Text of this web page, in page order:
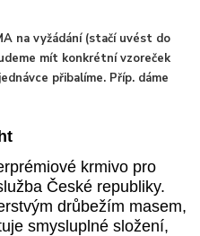
na vyžádání (stačí uvést do
mít konkrétní vzoreček
přibalíme. Příp. dáme
krmivo pro
České republiky.
drůbežím masem,
smysluplné složení,